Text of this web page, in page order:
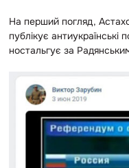
На перший погляд,
публікує антиукраїнські
ностальгує за